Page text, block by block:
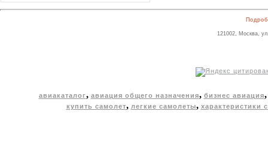
121002, Москва,
авиакаталог, авиация общего назначения, бизнес авиация
купить самолет, легкие самолеты, характеристики